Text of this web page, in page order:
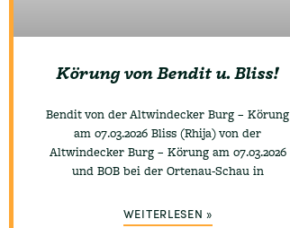
Körung von Bendit u. Bliss!
Bendit von der Altwindecker Burg – Körung
am 07.03.2026 Bliss (Rhija) von der
Altwindecker Burg – Körung am 07.03.2026
und BOB bei der Ortenau-Schau in
WEITERLESEN »